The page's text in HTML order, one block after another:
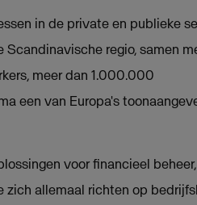
in de private en publieke
regio, samen
meer dan 1.000.000
een van Europa's
voor financieel
allemaal richten op